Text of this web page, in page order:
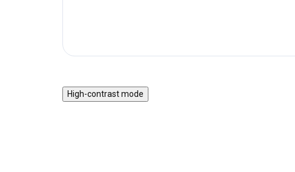
High-contrast mode